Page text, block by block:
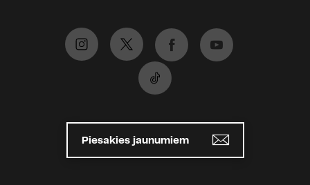
Piesakies jaunumiem